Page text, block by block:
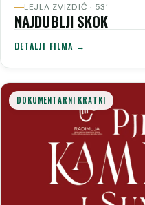
LEJLA ZVIZDIĆ · 53’
NAJDUBLJI SKOK
DETALJI FILMA →
DOKUMENTARNI KRATKI